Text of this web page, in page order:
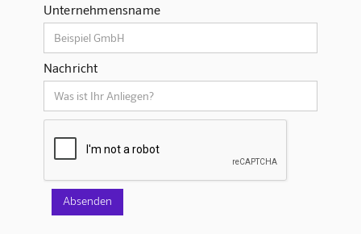
Unternehmensname
Nachricht